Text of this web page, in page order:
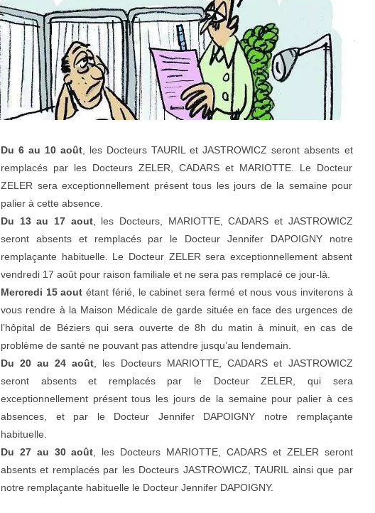
Du 6 au 10 août , les Docteurs TAURIL et JASTROWICZ seront absents et
remplacés par les Docteurs ZELER, CADARS et MARIOTTE. Le Docteur
ZELER sera exceptionnellement présent tous les jours de la semaine pour
palier à cette absence.
Du 13 au 17 aout, les Docteurs, MARIOTTE, CADARS et JASTROWICZ
seront absents et remplacés par le Docteur Jennifer DAPOIGNY notre
remplaçante habituelle. Le Docteur ZELER sera exceptionnellement absent
vendredi 17 août pour raison familiale et ne sera pas remplacé ce jour-là.
Mercredi 15 aout étant férié, le cabinet sera fermé et nous vous inviterons à
vous rendre à la Maison Médicale de garde située en face des urgences de
l’hôpital de Béziers qui sera ouverte de 8h du matin à minuit, en cas de
problème de santé ne pouvant pas attendre jusqu’au lendemain.
Du 20 au 24 août , les Docteurs MARIOTTE, CADARS et JASTROWICZ
seront absents et remplacés par le Docteur ZELER, qui sera
exceptionnellement présent tous les jours de la semaine pour palier à ces
absences, et par le Docteur Jennifer DAPOIGNY notre remplaçante
habituelle.
Du 27 au 30 août , les Docteurs MARIOTTE, CADARS et ZELER seront
absents et remplacés par les Docteurs JASTROWICZ, TAURIL ainsi que par
notre remplaçante habituelle le Docteur Jennifer DAPOIGNY.